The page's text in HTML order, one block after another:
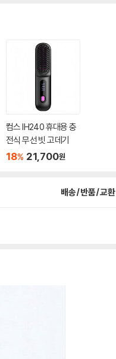
컴스 IH240 휴대용 충
전식 무선 빗 고데기
18% 21,700원
배송/반품/교환